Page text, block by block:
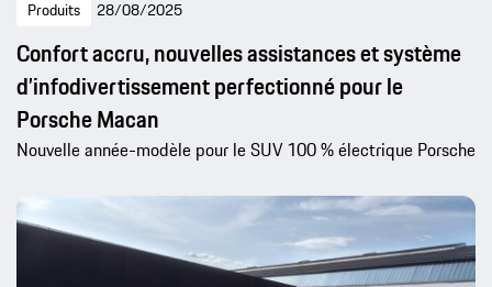
Produits 28/08/2025
Confort accru, nouvelles assistances et système
d’infodivertissement perfectionné pour le
Porsche Macan
Nouvelle année-modèle pour le SUV 100 % électrique Porsche